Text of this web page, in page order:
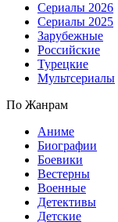
Сериалы 2026
Сериалы 2025
Зарубежные
Российские
Турецкие
Мультсериалы
По Жанрам
Аниме
Биографии
Боевики
Вестерны
Военные
Детективы
Детские